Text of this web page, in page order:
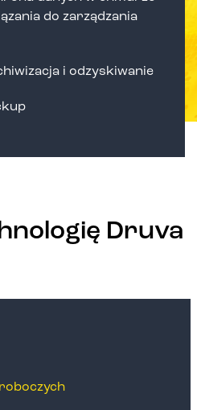
do zarządzania
i odzyskiwanie
Druva